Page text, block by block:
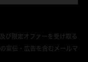
び限定オファーを受け取る
宣伝・広告を含むメールマ